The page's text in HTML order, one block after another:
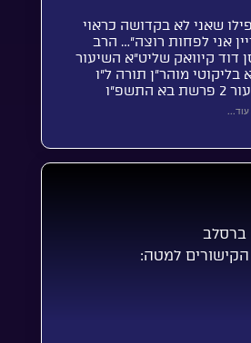
שאני לא בקדושה כראוי
אני לפחות רוצה”… הרב
דוד קיוואק שליט”א השיעור
בליקוטי מוהר”ן תורה ל”ו
בא התשפ”ו
ברסלב
למטה: